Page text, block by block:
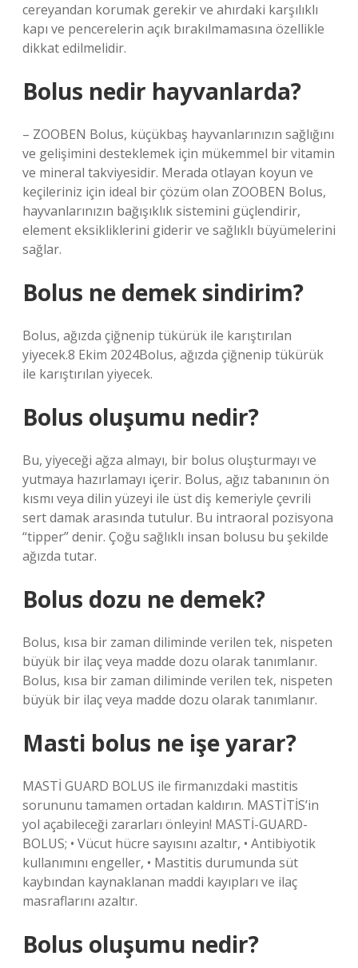
cereyandan korumak gerekir ve ahırdaki karşılıklı
kapı ve pencerelerin açık bırakılmamasına özellikle
dikkat edilmelidir.
Bolus nedir hayvanlarda?
– ZOOBEN Bolus, küçükbaş hayvanlarınızın sağlığını
ve gelişimini desteklemek için mükemmel bir vitamin
ve mineral takviyesidir. Merada otlayan koyun ve
keçileriniz için ideal bir çözüm olan ZOOBEN Bolus,
hayvanlarınızın bağışıklık sistemini güçlendirir,
element eksikliklerini giderir ve sağlıklı büyümelerini
sağlar.
Bolus ne demek sindirim?
Bolus, ağızda çiğnenip tükürük ile karıştırılan
yiyecek.8 Ekim 2024Bolus, ağızda çiğnenip tükürük
ile karıştırılan yiyecek.
Bolus oluşumu nedir?
Bu, yiyeceği ağza almayı, bir bolus oluşturmayı ve
yutmaya hazırlamayı içerir. Bolus, ağız tabanının ön
kısmı veya dilin yüzeyi ile üst diş kemeriyle çevrili
sert damak arasında tutulur. Bu intraoral pozisyona
“tipper” denir. Çoğu sağlıklı insan bolusu bu şekilde
ağızda tutar.
Bolus dozu ne demek?
Bolus, kısa bir zaman diliminde verilen tek, nispeten
büyük bir ilaç veya madde dozu olarak tanımlanır.
Bolus, kısa bir zaman diliminde verilen tek, nispeten
büyük bir ilaç veya madde dozu olarak tanımlanır.
Masti bolus ne işe yarar?
MASTİ GUARD BOLUS ile firmanızdaki mastitis
sorununu tamamen ortadan kaldırın. MASTİTİS’in
yol açabileceği zararları önleyin! MASTİ-GUARD-
BOLUS; • Vücut hücre sayısını azaltır, • Antibiyotik
kullanımını engeller, • Mastitis durumunda süt
kaybından kaynaklanan maddi kayıpları ve ilaç
masraflarını azaltır.
Bolus oluşumu nedir?